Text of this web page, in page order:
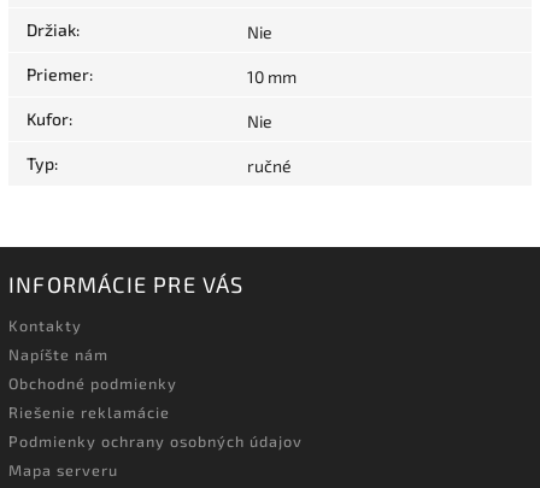
Držiak: Nie
Priemer: 10 mm
Kufor: Nie
Typ: ručné
INFORMÁCIE PRE VÁS
Kontakty
Napíšte nám
Obchodné podmienky
Riešenie reklamácie
Podmienky ochrany osobných údajov
Mapa serveru